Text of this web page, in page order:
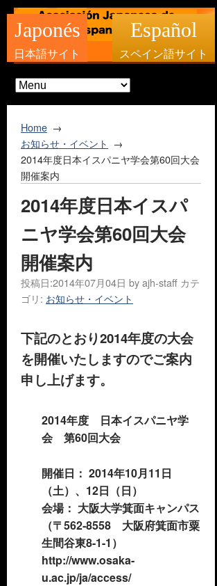
Japonés
日本語サイト
Español
スペイン語サイト
Home
お知らせ・イベント
2014年度日本イスパニヤ学会第60回大会
開催案内
2014年度日本イスパ
ニヤ学会第60回大会
開催案内
投稿日:2014年07月04日 byajh-staff カテ
ゴリ: お知らせ・イベント
下記のとおり2014年度の大会
を開催いたしますのでご案内
申し上げます。
2014年度 日本イスパニヤ学
会 第60回大会
開催日： 2014年10月11日
（土）、12日（日）
会場： 大阪大学箕面キャンパス
（〒562‐8558 大阪府箕面市粟
生間谷東8-1-1）
http://www.osaka-
u.ac.jp/ja/access/